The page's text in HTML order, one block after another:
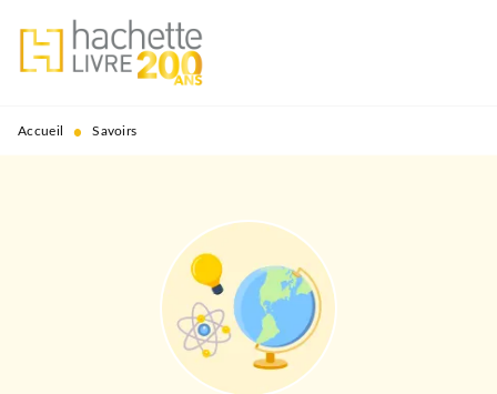
MENU RECHERCHE
PIED DE PAGE
Accueil • Savoirs